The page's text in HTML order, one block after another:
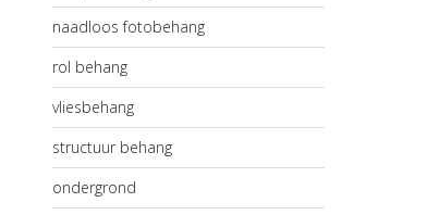
naadloos fotobehang
rol behang
vliesbehang
structuur behang
ondergrond